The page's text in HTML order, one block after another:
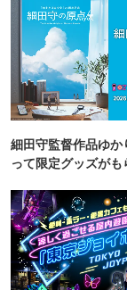
細田守監督作品ゆか
って限定グッズがも